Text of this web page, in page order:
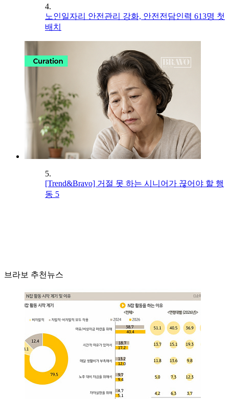
4.
노인일자리 안전관리 강화, 안전전담인력 613명 첫
배치
5.
[Trend&Bravo] 거절 못 하는 시니어가 끊어야 할 행
동 5
브라보 추천뉴스